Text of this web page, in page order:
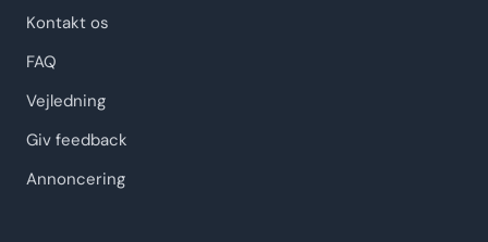
Kontakt os
FAQ
Vejledning
Giv feedback
Annoncering